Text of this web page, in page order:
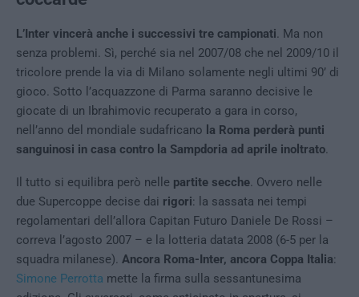
L’Inter vincerà anche i successivi tre campionati. Ma non
senza problemi. Sì, perché sia nel 2007/08 che nel 2009/10 il
tricolore prende la via di Milano solamente negli ultimi 90’ di
gioco. Sotto l’acquazzone di Parma saranno decisive le
giocate di un Ibrahimovic recuperato a gara in corso,
nell’anno del mondiale sudafricano la Roma perderà punti
sanguinosi in casa contro la Sampdoria ad aprile inoltrato.
Il tutto si equilibra però nelle partite secche. Ovvero nelle
due Supercoppe decise dai rigori: la sassata nei tempi
regolamentari dell’allora Capitan Futuro Daniele De Rossi –
correva l’agosto 2007 – e la lotteria datata 2008 (6-5 per la
squadra milanese). Ancora Roma-Inter, ancora Coppa Italia:
Simone Perrotta mette la firma sulla sessantunesima